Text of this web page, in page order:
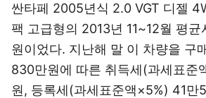
싼타페 2005년식 2.0 VGT 디젤
팩 고급형의 2013년 11~12월 평
원이었다. 지난해 말 이 차량을 구
830만원에 따른 취득세(과세표준
원, 등록세(과세표준액×5%) 41만